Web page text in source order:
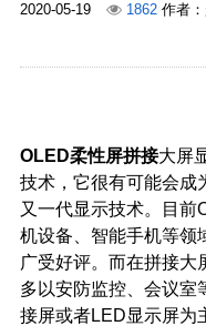
2020-05-19 1862作者：
OLED柔性屏拼接大屏
技术，它很有可能会成
又一代显示技术。目前
机设备、智能手机等领
广受好评。而在拼接大
多以安防监控、会议室
接屏或者LED显示屏为